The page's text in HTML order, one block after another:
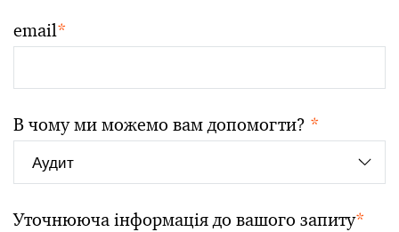
email*
В чому ми можемо вам допомогти? *
Уточнююча інформація до вашого запиту*